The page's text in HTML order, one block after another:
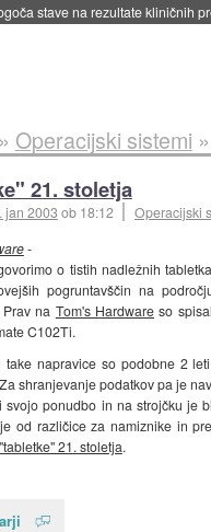
stave na rezultate kliničnih
» Operacijski sistemi »
21. stoletja
jan 2003 ob 18:12 Operacijski
-
o tistih nadležnih
pogruntavščin na
na Tom's Hardware so
C102Ti.
take napravice so podobne 2
shranjevanje podatkov pa je
svojo ponudbo in na strojčku je
od različice za namiznike in
"tabletke" 21. stoletja.